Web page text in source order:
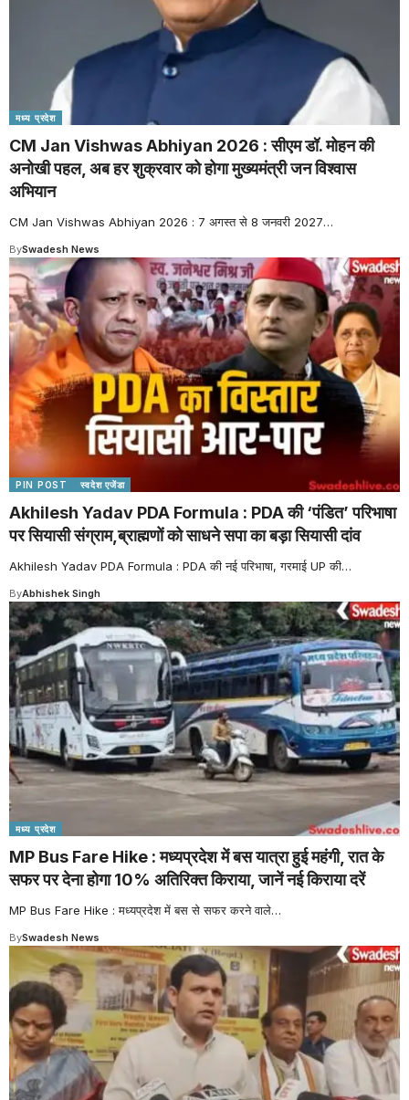
मध्य प्रदेश
CM Jan Vishwas Abhiyan 2026 : सीएम डॉ. मोहन की
अनोखी पहल, अब हर शुक्रवार को होगा मुख्यमंत्री जन विश्वास
अभियान
CM Jan Vishwas Abhiyan 2026 : 7 अगस्त से 8 जनवरी 2027…
BySwadesh News
PIN POST स्वदेश एजेंडा
Akhilesh Yadav PDA Formula : PDA की ‘पंडित’ परिभाषा
पर सियासी संग्राम,ब्राह्मणों को साधने सपा का बड़ा सियासी दांव
Akhilesh Yadav PDA Formula : PDA की नई परिभाषा, गरमाई UP की…
ByAbhishek Singh
मध्य प्रदेश
MP Bus Fare Hike : मध्यप्रदेश में बस यात्रा हुई महंगी, रात के
सफर पर देना होगा 10% अतिरिक्त किराया, जानें नई किराया दरें
MP Bus Fare Hike : मध्यप्रदेश में बस से सफर करने वाले…
BySwadesh News